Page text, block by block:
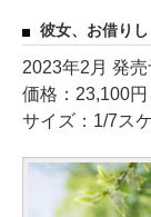
彼女、お借りし
2023年2月 発売
価格：23,100円
サイズ：1/7ス